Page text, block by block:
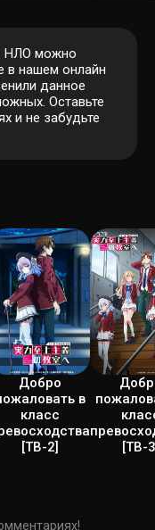
НЛО можно
в нашем онлайн
данное
Оставьте
и не забудьте
Добро
в
класс
[ТВ-2]
[ТВ-